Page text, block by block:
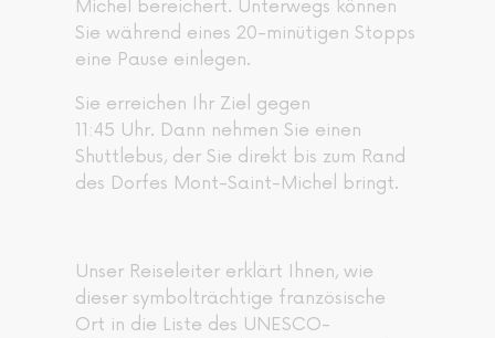
Michel bereichert. Unterwegs können
Sie während eines 20-minütigen Stopps
eine Pause einlegen.
Sie erreichen Ihr Ziel gegen
11:45 Uhr. Dann nehmen Sie einen
Shuttlebus, der Sie direkt bis zum Rand
des Dorfes Mont-Saint-Michel bringt.
Unser Reiseleiter erklärt Ihnen, wie
dieser symbolträchtige französische
Ort in die Liste des UNESCO-